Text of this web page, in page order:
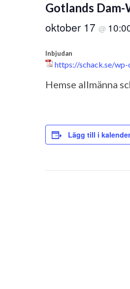
Gotlands Dam-
oktober 17 @
Inbjudan
https://schack.se/
Hemse allmänna
Lägg till i kalender